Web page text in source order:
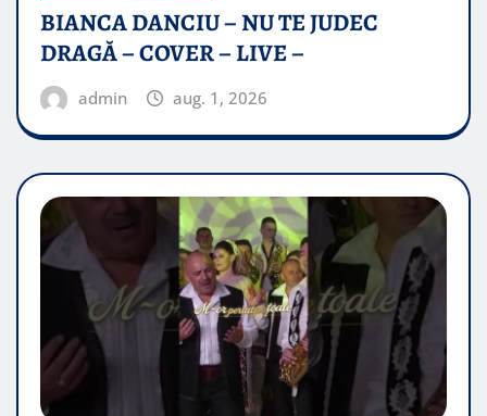
BIANCA DANCIU – NU TE JUDEC
DRAGĂ – COVER – LIVE –
admin aug. 1, 2026